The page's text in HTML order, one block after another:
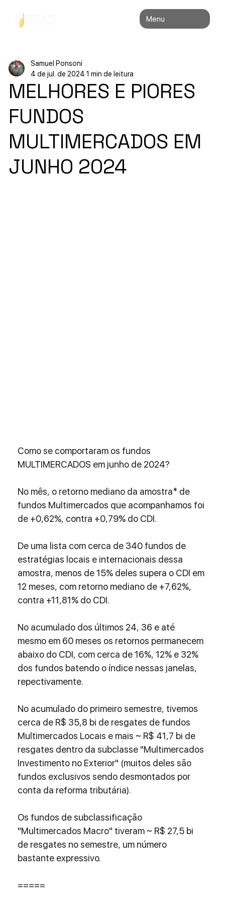
Menu
MELHORES E PIORES
FUNDOS
MULTIMERCADOS EM
JUNHO 2024
Samuel Ponsoni
4 de jul. de 2024 1 min de leitura
Como se comportaram os fundos
MULTIMERCADOS em junho de 2024?
No mês, o retorno mediano da amostra* de
fundos Multimercados que acompanhamos foi
de +0,62%, contra +0,79% do CDI.
De uma lista com cerca de 340 fundos de
estratégias locais e internacionais dessa
amostra, menos de 15% deles supera o CDI em
12 meses, com retorno mediano de +7,62%,
contra +11,81% do CDI.
No acumulado dos últimos 24, 36 e até
mesmo em 60 meses os retornos permanecem
abaixo do CDI, com cerca de 16%, 12% e 32%
dos fundos batendo o índice nessas janelas,
repectivamente.
No acumulado do primeiro semestre, tivemos
cerca de R$ 35,8 bi de resgates de fundos
Multimercados Locais e mais ~ R$ 41,7 bi de
resgates dentro da subclasse "Multimercados
Investimento no Exterior" (muitos deles são
fundos exclusivos sendo desmontados por
conta da reforma tributária).
Os fundos de subclassificação
"Multimercados Macro" tiveram ~ R$ 27,5 bi
de resgates no semestre, um número
bastante expressivo.
=====